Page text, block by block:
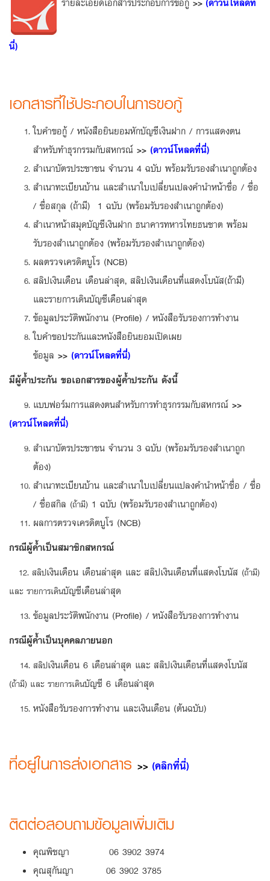
นี่)
เอกสารที่ใช้ประกอบในการขอกู้
ใบคำขอกู้ / หนังสือยินยอมหักบัญชีเงินฝาก / การแสดงตน
สำหรับทำธุรกรรมกับสหกรณ์ >> (ดาวน์โหลดที่นี่)
สำเนาบัตรประชาชน จำนวน 4 ฉบับ พร้อมรับรองสำเนาถูกต้อง
สำเนาทะเบียนบ้าน และสำเนาใบเปลี่ยนเปลงคำนำหน้าชื่อ / ชื่อ
/ ชื่อสกุล (ถ้ามี) 1 ฉบับ (พร้อมรับรองสำเนาถูกต้อง)
สำเนาหน้าสมุดบัญชีเงินฝาก ธนาคารทหารไทยธนชาต พร้อม
รับรองสำเนาถูกต้อง (พร้อมรับรองสำเนาถูกต้อง)
ผลตรวจเครดิตบูโร (NCB)
สลิปเงินเดือน เดือนล่าสุด, สลิปเงินเดือนที่แสดงโบนัส(ถ้ามี)
และรายการเดินบัญชีเดือนล่าสุด
ข้อมูลประวัติพนักงาน (Profile) / หนังสือรับรองการทำงาน
ใบคำขอประกันและหนังสือยินยอมเปิดเผย
ข้อมูล >> (ดาวน์โหลดที่นี่)
มีผู้ค้ำประกัน ขอเอกสารของผู้ค้ำประกัน ดังนี้
9. แบบฟอร์มการแสดงตนสำหรับการทำธุรกรรมกับสหกรณ์ >>
(ดาวน์โหลดที่นี่)
สำเนาบัตรประชาชน จำนวน 3 ฉบับ (พร้อมรับรองสำเนาถูก
ต้อง)
สำเนาทะเบียนบ้าน และสำเนาใบเปลี่ยนแปลงคำนำหน้าชื่อ / ชื่อ
/ ชื่อสกิล (ถ้ามี) 1 ฉบับ (พร้อมรับรองสำเนาถูกต้อง)
ผลการตรวจเครดิตบูโร (NCB)
กรณีผู้ค้ำเป็นสมาชิกสหกรณ์
12. สลิปเงินเดือน เดือนล่าสุด และ สลิปเงินเดือนที่แสดงโบนัส (ถ้ามี)
และ รายการเดินบัญชีเดือนล่าสุด
ข้อมูลประวัติพนักงาน (Profile) / หนังสือรับรองการทำงาน
กรณีผู้ค้ำเป็นบุคคลภายนอก
14. สลิปเงินเดือน 6 เดือนล่าสุด และ สลิปเงินเดือนที่แสดงโบนัส
(ถ้ามี) และ รายการเดินบัญชี 6 เดือนล่าสุด
หนังสือรับรองการทำงาน และเงินเดือน (ต้นฉบับ)
ที่อยู่ในการส่งเอกสาร >> (คลิกที่นี่)
ติดต่อสอบถามข้อมูลเพิ่มเติม
คุณพิชญา 06 3902 3974
คุณสุกันญา 06 3902 3785